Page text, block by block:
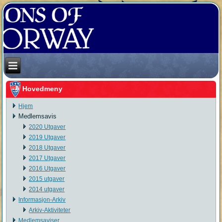
Hovedmeny
Hjem
Medlemsavis
2020 Utgaver
2019 Utgaver
2018 Utgaver
2017 Utgaver
2016 Utgaver
2015 utgaver
2014 utgaver
Informasjon-Arkiv
Arkiv-Aktiviteter